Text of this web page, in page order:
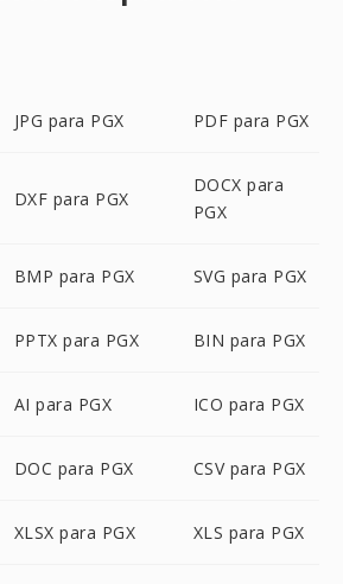
JPG para PGX PDF para PGX
DXF para PGX
DOCX para
PGX
BMP para PGX SVG para PGX
PPTX para PGX BIN para PGX
AI para PGX ICO para PGX
DOC para PGX CSV para PGX
XLSX para PGX XLS para PGX